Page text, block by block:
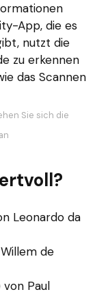
App, die es
nutzt die
zu erkennen
das Scannen
Sie sich die
Leonardo da
de
von Paul